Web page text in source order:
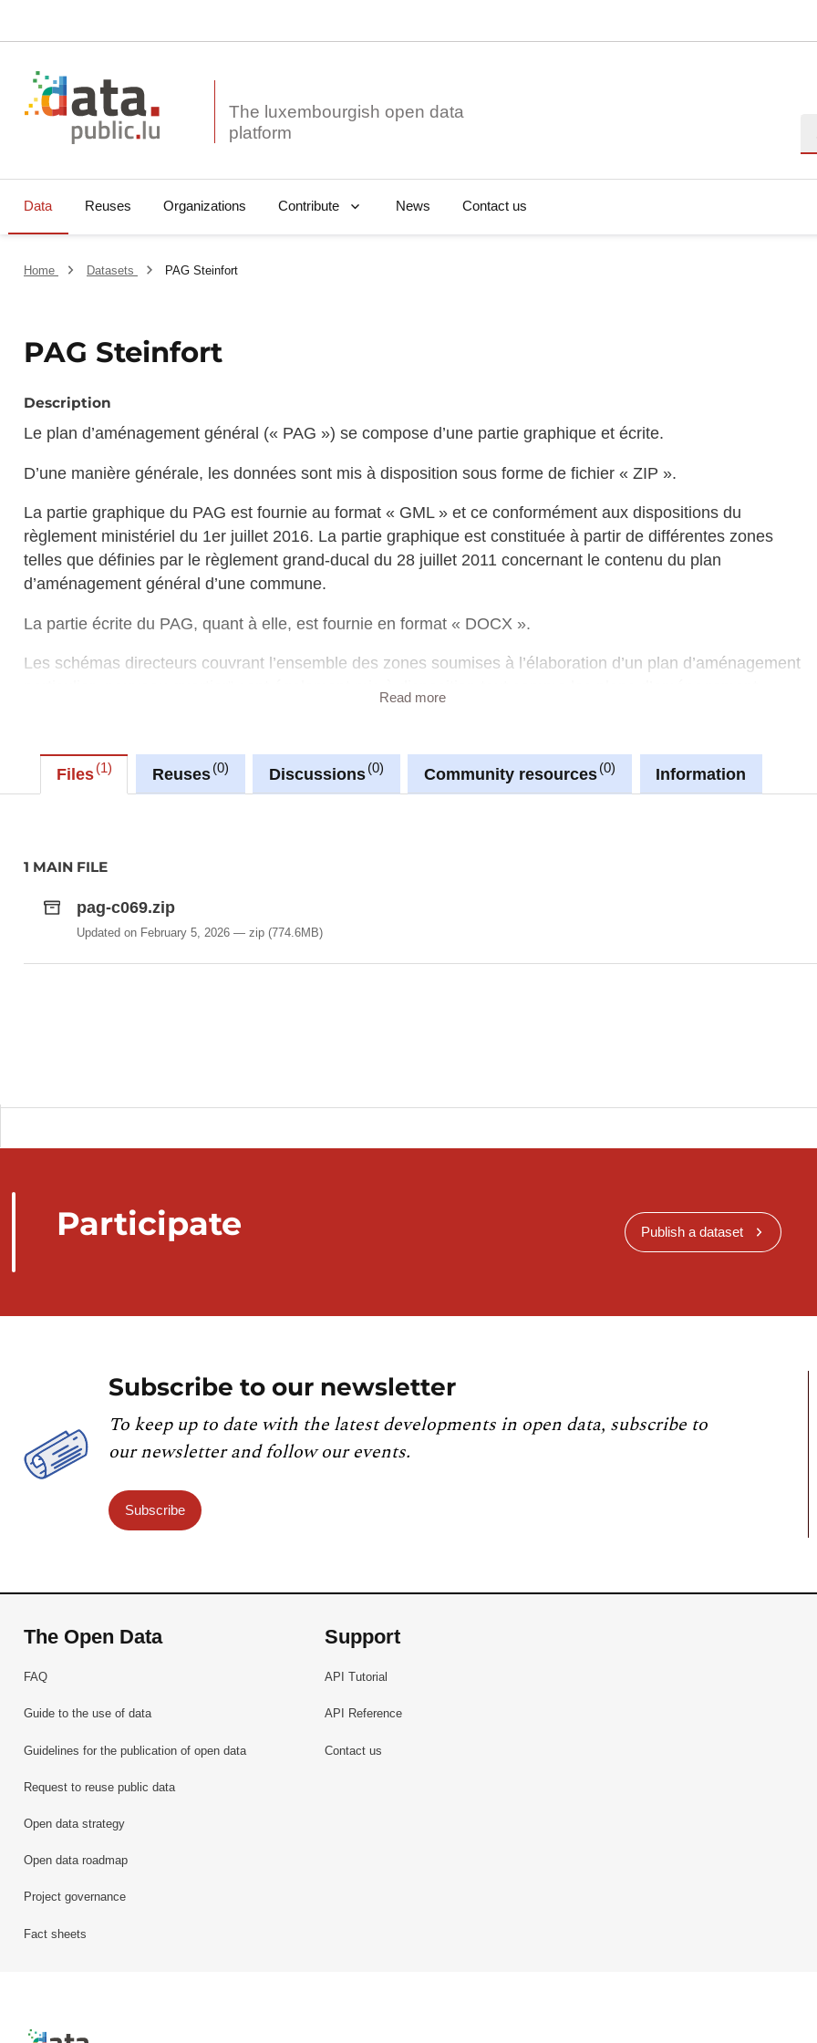
The luxembourgish open data
Data Reuses Organizations Contribute News Contact us
Home Datasets PAG Steinfort
PAG Steinfort
Description
Le plan d’aménagement général (« PAG ») se compose d’une partie graphique et écrite.
D’une manière générale, les données sont mis à disposition sous forme de fichier « ZIP ».
La partie graphique du PAG est fournie au format « GML » et ce conformément aux dispositions du
règlement ministériel du 1er juillet 2016. La partie graphique est constituée à partir de différentes zones
telles que définies par le règlement grand-ducal du 28 juillet 2011 concernant le contenu du plan
d’aménagement général d’une commune.
La partie écrite du PAG, quant à elle, est fournie en format « DOCX ».
Les schémas directeurs couvrant l’ensemble des zones soumises à l’élaboration d’un plan d’aménagement
Sur le sitehttps://pag-upload.mi.public.lu, vous trouverez d’avantage d’informations concernant la structure
« GML » ainsi qu’un outil plugin développé pour le programme « QGIS » permettant de télécharger,
visualiser (selon la légende type) et éditer la partie graphique du PAG.
Read more
Files 1 Reuses 0 Discussions 0 Community resources 0 Information
1 MAIN FILE
pag-c069.zip
Updated on February 5, 2026 zip(774.6MB)
Participate Publish a dataset
Subscribe to our newsletter
To keep up to date with the latest developments in open data, subscribe to
our newsletter and follow our events.
Subscribe
The Open Data
FAQ
Guide to the use of data
Guidelines for the publication of open data
Request to reuse public data
Open data strategy
Open data roadmap
Project governance
Fact sheets
Support
API Tutorial
API Reference
Contact us
Retour à l'accueil de data.public.lu